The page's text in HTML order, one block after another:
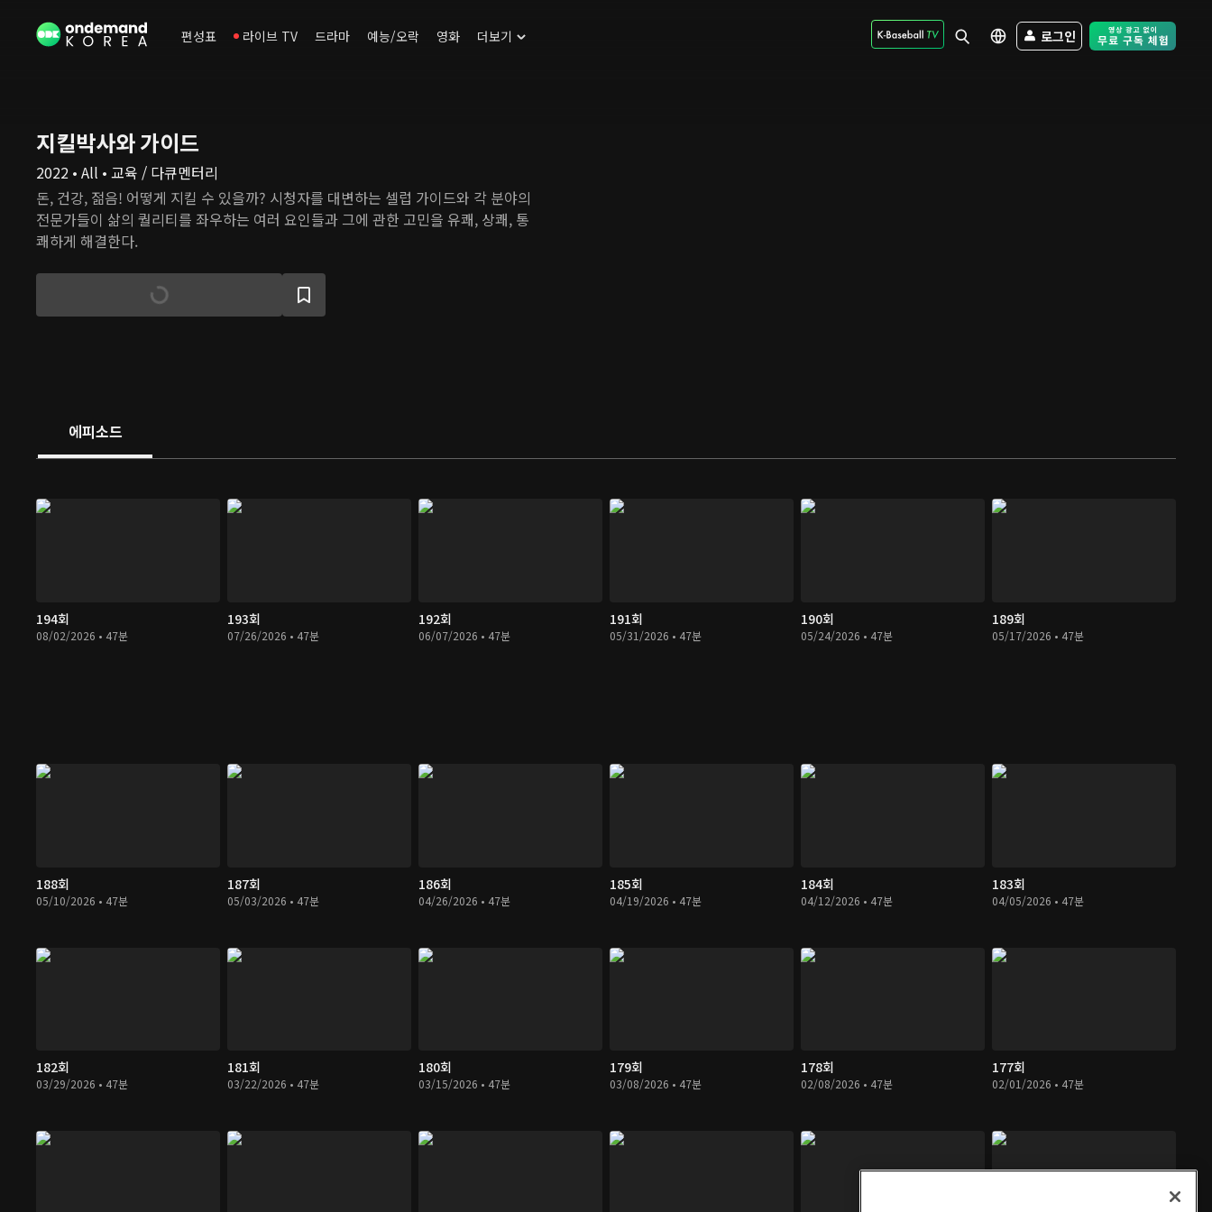
편성표 라이브 TV 드라마 예능/오락 영화 더보기 로그인 Free Trial -
지킬박사와 가이드
2022 • All • 교육 / 다큐멘터리
돈, 건강, 젊음! 어떻게 지킬 수 있을까? 시청자를 대변하는 셀럽 가이드와 각 분야의
전문가들이 삶의 퀄리티를 좌우하는 여러 요인들과 그에 관한 고민을 유쾌, 상쾌, 통
쾌하게 해결한다.
에피소드
194회
08/02/2026 • 47분
193회
07/26/2026 • 47분
192회
06/07/2026 • 47분
191회
05/31/2026 • 47분
190회
05/24/2026 • 47분
189회
05/17/2026 • 47분
188회
05/10/2026 • 47분
187회
05/03/2026 • 47분
186회
04/26/2026 • 47분
185회
04/19/2026 • 47분
184회
04/12/2026 • 47분
183회
04/05/2026 • 47분
182회
03/29/2026 • 47분
181회
03/22/2026 • 47분
180회
03/15/2026 • 47분
179회
03/08/2026 • 47분
178회
02/08/2026 • 47분
177회
02/01/2026 • 47분